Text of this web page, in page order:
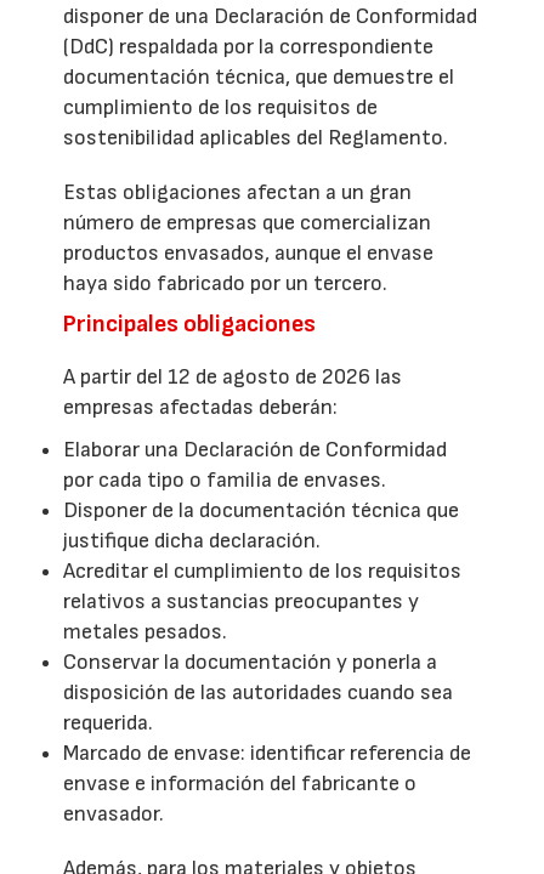
disponer de una Declaración de Conformidad
(DdC) respaldada por la correspondiente
documentación técnica, que demuestre el
cumplimiento de los requisitos de
sostenibilidad aplicables del Reglamento.
Estas obligaciones afectan a un gran
número de empresas que comercializan
productos envasados, aunque el envase
haya sido fabricado por un tercero.
Principales obligaciones
A partir del 12 de agosto de 2026 las
empresas afectadas deberán:
Elaborar una Declaración de Conformidad
por cada tipo o familia de envases.
Disponer de la documentación técnica que
justifique dicha declaración.
Acreditar el cumplimiento de los requisitos
relativos a sustancias preocupantes y
metales pesados.
Conservar la documentación y ponerla a
disposición de las autoridades cuando sea
requerida.
Marcado de envase: identificar referencia de
envase e información del fabricante o
envasador.
Además, para los materiales y objetos